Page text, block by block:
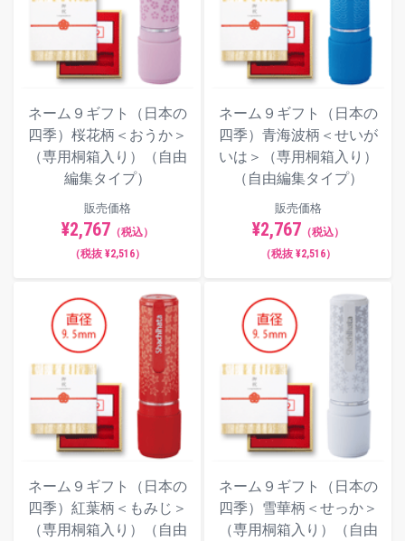
ネーム９ギフト（日本の
四季）桜花柄＜おうか＞
（専用桐箱入り）（自由
編集タイプ）
販売価格
¥2,767 （税込）
（税抜 ¥2,516）
ネーム９ギフト（日本の
四季）青海波柄＜せいが
いは＞（専用桐箱入り）
（自由編集タイプ）
販売価格
¥2,767 （税込）
（税抜 ¥2,516）
ネーム９ギフト（日本の
四季）紅葉柄＜もみじ＞
（専用桐箱入り）（自由
ネーム９ギフト（日本の
四季）雪華柄＜せっか＞
（専用桐箱入り）（自由